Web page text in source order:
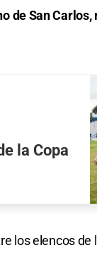
de San
la Copa
los elencos de